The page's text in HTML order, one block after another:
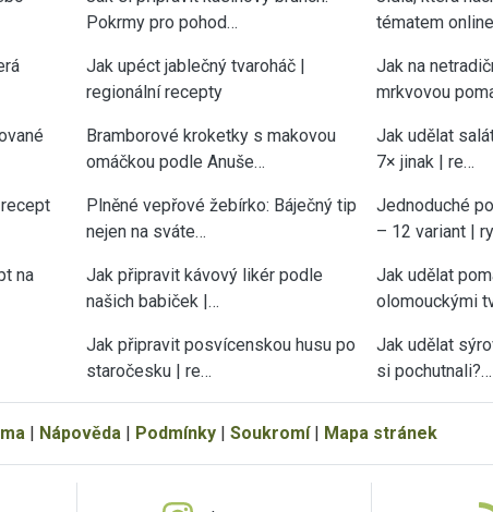
na
Pokrmy pro pohod…
Jak upéct jablečný tvaroháč |
regionální recepty
Bramborové kroketky s makovou
omáčkou podle Anuše…
Plněné vepřové žebírko: Báječný tip
nejen na sváte…
Jak připravit kávový likér podle
našich babiček |…
Jak připravit posvícenskou husu po
staročesku | re…
tématem
Jak na
mrkvovou
Jak udělat
7× jinak | re…
Jednoduché
– 12 variant |
Jak udělat
olomouckými
Jak udělat
si pochutnali?…
| Nápověda | Podmínky | Soukromí| Mapa stránek